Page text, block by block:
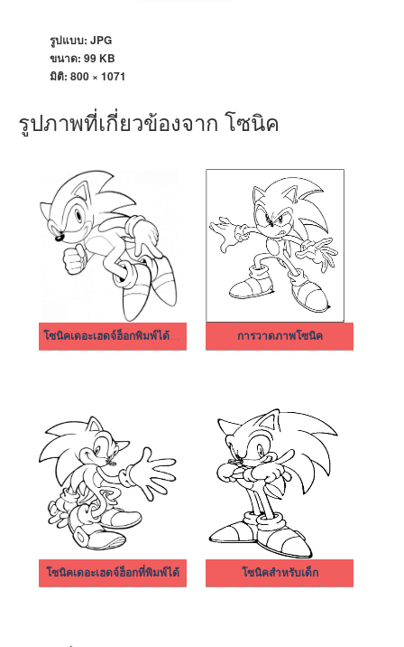
รูปแบบ: JPG
ขนาด: 99 KB
มิติ: 800 × 1071
รูปภาพที่เกี่ยวข้องจาก โซนิค
โซนิคเดอะเฮดจ์ฮ็อกพิมพ์ได้ฟรี การวาดภาพโซนิค
โซนิคเดอะเฮดจ์ฮ็อกที่พิมพ์ได้ โซนิคสำหรับเด็ก